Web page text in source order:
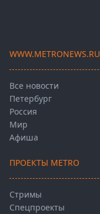
WWW.METRONEWS.RU
Все новости
Петербург
Россия
Мир
Афиша
ПРОЕКТЫ METRO
Стримы
Спецпроекты